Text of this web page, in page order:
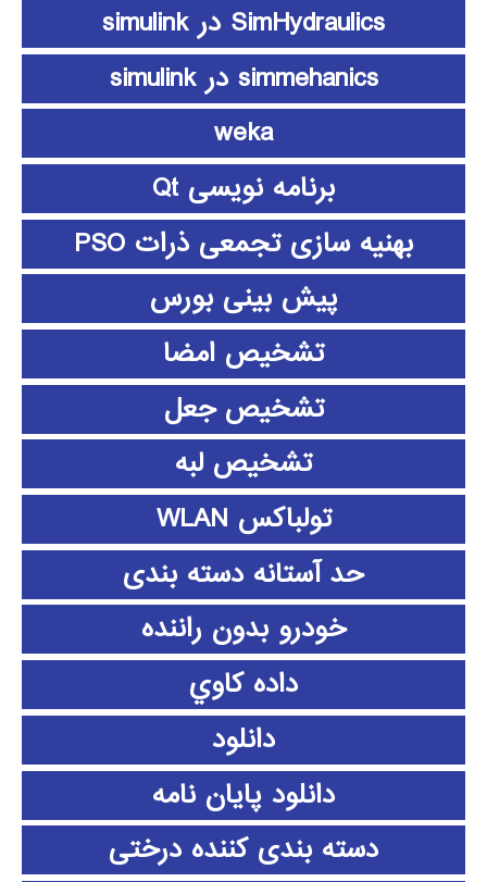
SimHydraulics در simulink
simmehanics در simulink
weka
برنامه نویسی Qt
بهنیه سازی تجمعی ذرات PSO
پیش بینی بورس
تشخیص امضا
تشخیص جعل
تشخیص لبه
تولباکس WLAN
حد آستانه دسته بندی
خودرو بدون راننده
داده كاوي
دانلود
دانلود پايان نامه
دسته بندی کننده درختی